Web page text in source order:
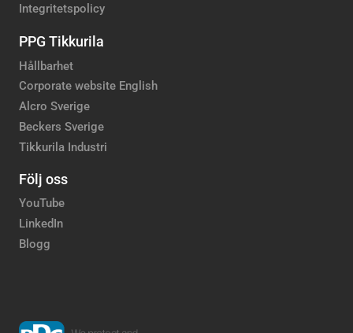
Integritetspolicy
PPG Tikkurila
Hållbarhet
Corporate website English
Alcro Sverige
Beckers Sverige
Tikkurila Industri
Följ oss
YouTube
LinkedIn
Blogg